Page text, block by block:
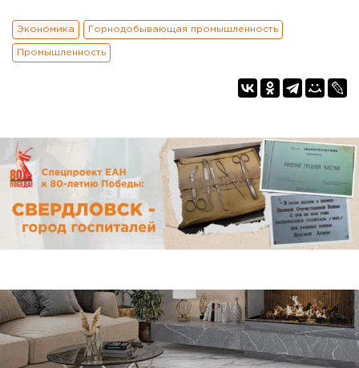
Экономика Горнодобывающая промышленность
Промышленность